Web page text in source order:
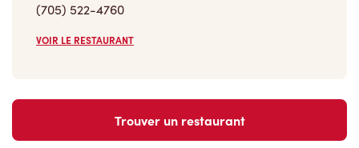
(705) 522-4760
VOIR LE RESTAURANT
Trouver un restaurant